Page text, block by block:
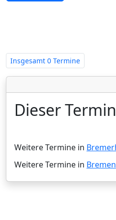
Insgesamt 0 Termine
Dieser
Weitere Termine in
Weitere Termine in Bremen